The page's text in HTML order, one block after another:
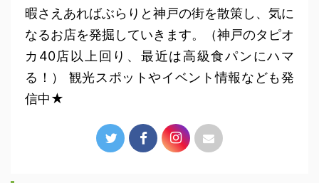
暇さえあればぶらりと神戸の街を散策し、気に
なるお店を発掘していきます。（神戸のタピオ
カ40店以上回り、最近は高級食パンにハマ
る！） 観光スポットやイベント情報なども発
信中★